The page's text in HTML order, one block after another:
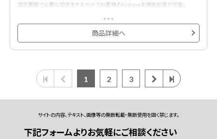
設定画面で必要な設定をするだけでお客様のkintoneを機能拡張が可能。
※下記の全17種類のプラグインから3つお選びいただき、お申し込みをお願いし
ます。
③手書き２プラグイン
④条件付き入力制御プラグイン
⑤ドロップダウン絞り込みプラグイン
⑥テーブル行列変換プラグイン
⑧ルックアップコピー元登録プラグイン
商品詳細へ
1 2 3
サイトの内容、テキスト、画像等の無断転載・無断使用を固く禁じます。
下記フォームよりお気軽にご相談ください